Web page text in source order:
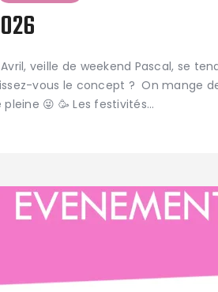
veille de weekend Pascal, se
vous le concept ? On mange
😜 🥳 Les festivités…